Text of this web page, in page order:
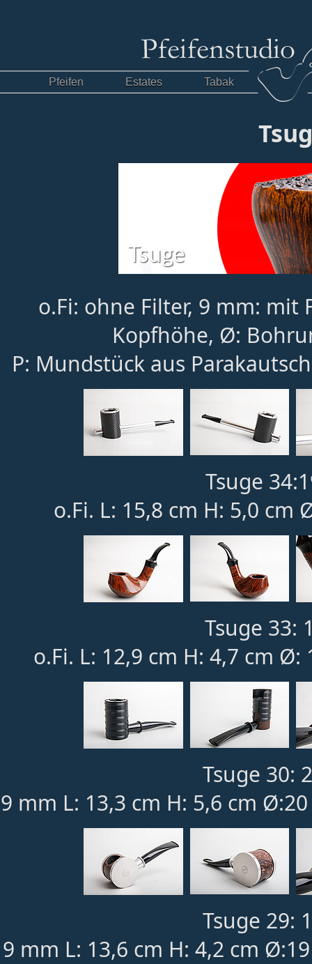
Pfeifen Estates Tabak
o.Fi: ohne Filter, 9 mm: mit
Kopfhöhe, Ø:
P: Mundstück aus
Tsuge
o.Fi. L: 15,8 cm H: 5,0 cm
Tsuge 33:
o.Fi. L: 12,9 cm H: 4,7 cm Ø:
Tsuge 30:
9 mm L: 13,3 cm H: 5,6 cm
Tsuge 29:
9 mm L: 13,6 cm H: 4,2 cm